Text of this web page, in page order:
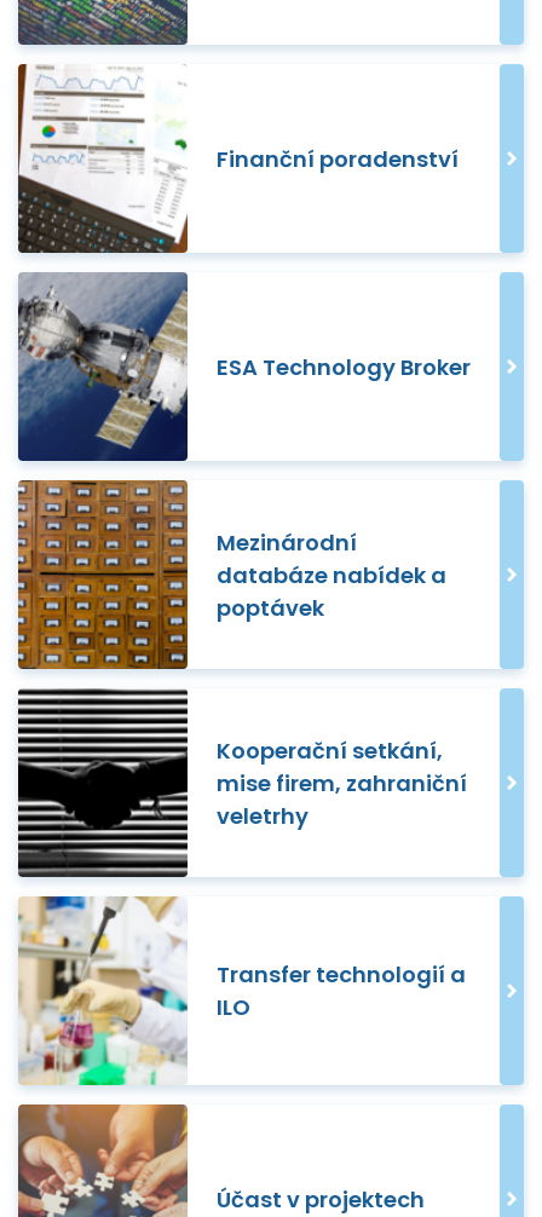
Finanční poradenství
ESA Technology Broker
Mezinárodní
databáze nabídek a
poptávek
Kooperační setkání,
mise firem, zahraniční
veletrhy
Transfer technologií a
ILO
Účast v projektech